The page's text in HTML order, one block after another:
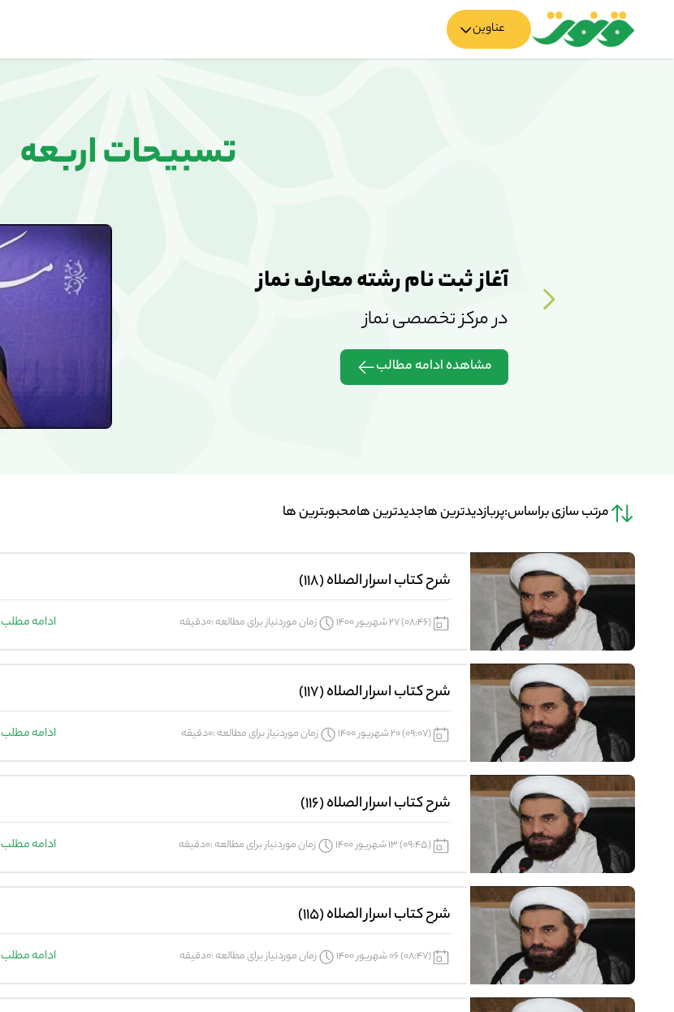
عناوین
تسبیحات اربعه
آغاز ثبت نام رشته معارف نماز
در مرکز تخصصی نماز
مشاهده ادامه مطالب
مرتب سازی براساس:پربازدیدترین هاجدیدترین هامحبوبترین ها
شرح کتاب اسرار الصلاه (118)
(08:46) 27 شهریور 1400 زمان موردنیاز برای مطالعه :0دقیقه ادامه مطلب
شرح کتاب اسرار الصلاه (117)
(09:07) 20 شهریور 1400 زمان موردنیاز برای مطالعه :0دقیقه ادامه مطلب
شرح کتاب اسرار الصلاه (116)
(09:45) 13 شهریور 1400 زمان موردنیاز برای مطالعه :0دقیقه ادامه مطلب
شرح کتاب اسرار الصلاه (115)
(08:47) 06 شهریور 1400 زمان موردنیاز برای مطالعه :0دقیقه ادامه مطلب